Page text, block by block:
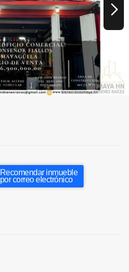
Recomendar inmueble
por correo electrónico